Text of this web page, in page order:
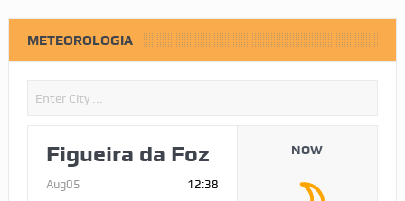
METEOROLOGIA
Figueira da Foz
Aug05 12:38
NOW